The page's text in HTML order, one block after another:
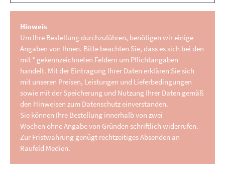
Hinweis
Um Ihre Bestellung durchzuführen, benötigen wir einige
Angaben von Ihnen. Bitte beachten Sie, dass es sich bei den
mit * gekennzeichneten Feldern um Pflichtangaben
handelt. Mit der Eintragung Ihrer Daten erklären Sie sich
mit unseren Preisen, Leistungen und Lieferbedingungen
sowie mit der Speicherung und Nutzung Ihrer Daten gemäß
den Hinweisen zum Datenschutz einverstanden.
Sie können Ihre Bestellung innerhalb von zwei
Wochen ohne Angabe von Gründen schriftlich widerrufen.
Zur Fristwahrung genügt rechtzeitiges Absenden an
Raufeld Medien.